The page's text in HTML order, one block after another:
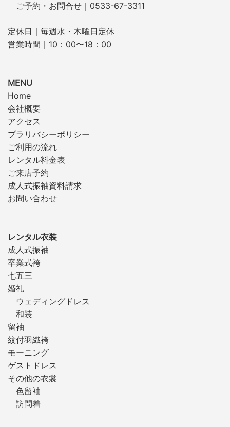
ご予約・お問合せ｜0533-67-3311
定休日｜毎週水・木曜日定休
営業時間｜10：00〜18：00
MENU
Home
会社概要
アクセス
プラリバシーポリシー
ご利用の流れ
レンタル料金表
ご来店予約
成人式振袖資料請求
お問い合わせ
レンタル衣装
成人式振袖
卒業式袴
七五三
婚礼
ウェディングドレス
和装
留袖
紋付羽織袴
モーニング
ゲストドレス
その他の衣裳
色留袖
訪問着